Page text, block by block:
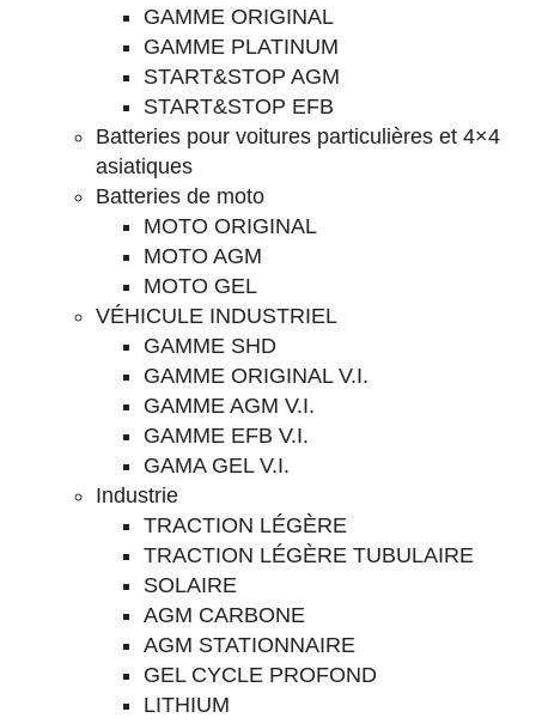
GAMME ORIGINAL
GAMME PLATINUM
START&STOP AGM
START&STOP EFB
Batteries pour voitures particulières et 4×4
asiatiques
Batteries de moto
MOTO ORIGINAL
MOTO AGM
MOTO GEL
VÉHICULE INDUSTRIEL
GAMME SHD
GAMME ORIGINAL V.I.
GAMME AGM V.I.
GAMME EFB V.I.
GAMA GEL V.I.
Industrie
TRACTION LÉGÈRE
TRACTION LÉGÈRE TUBULAIRE
SOLAIRE
AGM CARBONE
AGM STATIONNAIRE
GEL CYCLE PROFOND
LITHIUM